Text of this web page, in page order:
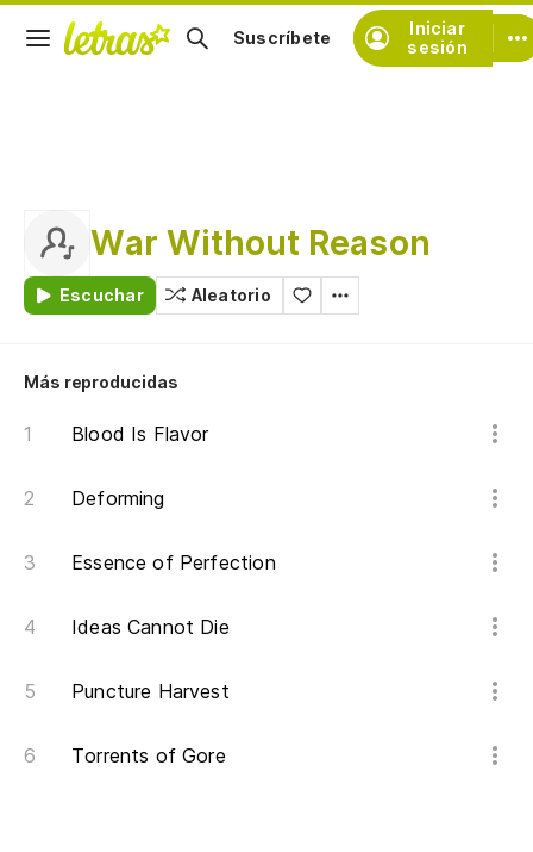
Iniciar
sesión
Suscríbete
War Without Reason
Escuchar Aleatorio
Más reproducidas
Blood Is Flavor
Deforming
Essence of Perfection
Ideas Cannot Die
Puncture Harvest
Torrents of Gore